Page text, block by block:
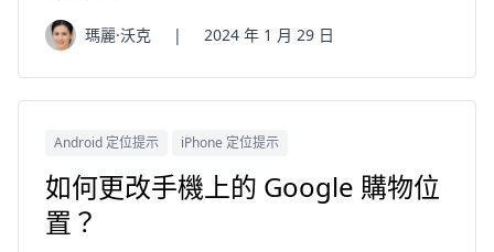
瑪麗·沃克 | 2024 年 1 月 29 日
Android 定位提示 iPhone 定位提示
如何更改手機上的 Google 購物位
置？